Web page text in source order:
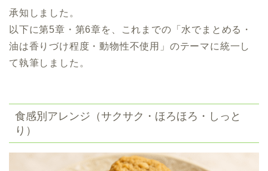
承知しました。
以下に第5章・第6章を、これまでの「水でまとめる・
油は香りづけ程度・動物性不使用」のテーマに統一し
て執筆しました。
食感別アレンジ（サクサク・ほろほろ・しっと
り）